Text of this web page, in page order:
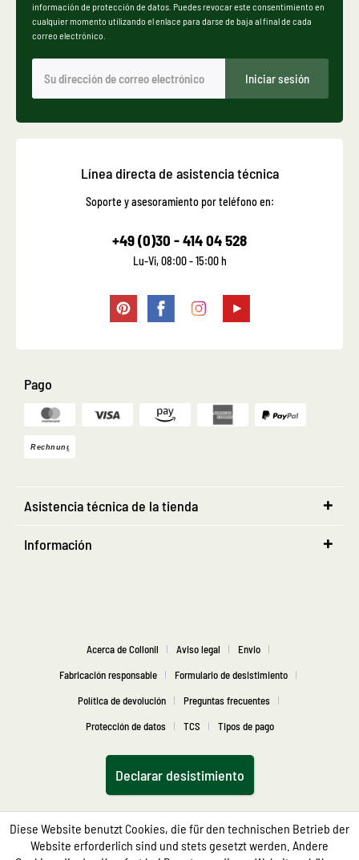
información de protección de datos. Puedes revocar este consentimiento en
cualquier momento utilizando el enlace para darse de baja al final de cada
correo electrónico.
Iniciar sesión
Línea directa de asistencia técnica
Soporte y asesoramiento por teléfono en:
+49 (0)30 - 414 04 528
Lu-Vi, 08:00 - 15:00 h
Pago
Asistencia técnica de la tienda
Información
Acerca de Collonil Aviso legal
Envio
Fabricación responsable
Formulario de desistimiento
Política de devolución
Preguntas frecuentes
Protección de datos
TCS Tipos de pago
Declarar desistimiento
Diese Website benutzt Cookies, die für den technischen Betrieb der
Website erforderlich sind und stets gesetzt werden. Andere